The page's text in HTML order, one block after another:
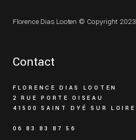
Florence Dias Looten © Copyright 2023
Contact
FLORENCE DIAS LOOTEN
2 RUE PORTE OISEAU
41500 SAINT DYÉ SUR LOIRE
06 83 83 87 56